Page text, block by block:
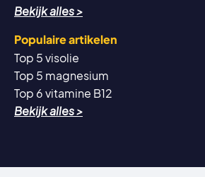
Bekijk alles >
Populaire artikelen
Top 5 visolie
Top 5 magnesium
Top 6 vitamine B12
Bekijk alles >